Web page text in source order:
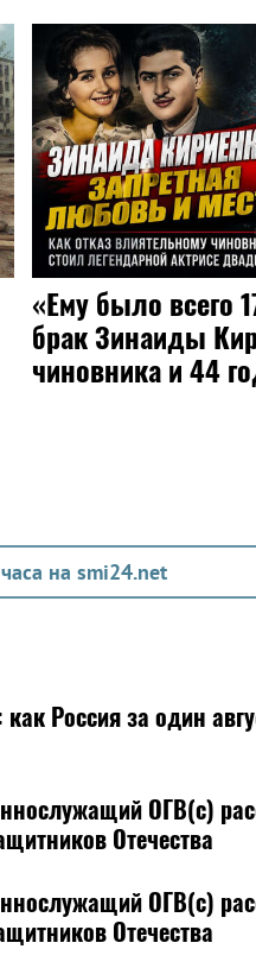
«Ему было всего
брак Зинаиды
чиновника и 44
на smi24.net
Россия за один
ОГВ(с)
Отечества
ОГВ(с)
Отечества